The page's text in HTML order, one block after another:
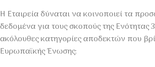
Η Εταιρεία δύναται να κοινοποιεί τα
δεδομένα για τους σκοπούς της Ενότητας
ακόλουθες κατηγορίες αποδεκτών που
Ευρωπαϊκής Ένωσης: